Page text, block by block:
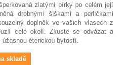
zlatými pírky po celém její
drobnými šiškami a perličkami
doplněk ve vašich vlasech z
celé okolí. Zkuste se odvázat a
éterickou bytostí.
skladě